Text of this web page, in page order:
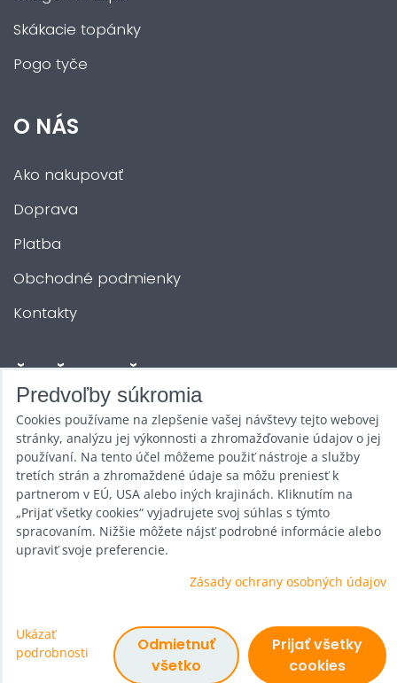
Skákacie topánky
Pogo tyče
O NÁS
Ako nakupovať
Doprava
Platba
Obchodné podmienky
Kontakty
ĎALŠIE SLUŽBY
Zábava na Vašu akciu
Požičovňa
Promotéri
Kurzy a stretnutia
Veľkoobchod
Predvoľby súkromia
Zásady ochrany osobných údajov
Predvoľby súkromia
Cookies používame na zlepšenie vašej návštevy tejto webovej
stránky, analýzu jej výkonnosti a zhromažďovanie údajov o jej
používaní. Na tento účel môžeme použiť nástroje a služby
tretích strán a zhromaždené údaje sa môžu preniesť k
partnerom v EÚ, USA alebo iných krajinách. Kliknutím na
„Prijať všetky cookies“ vyjadrujete svoj súhlas s týmto
spracovaním. Nižšie môžete nájsť podrobné informácie alebo
upraviť svoje preferencie.
Zásady ochrany osobných údajov
Ukázať
podrobnosti
Prijať všetky
cookies
Odmietnuť
všetko